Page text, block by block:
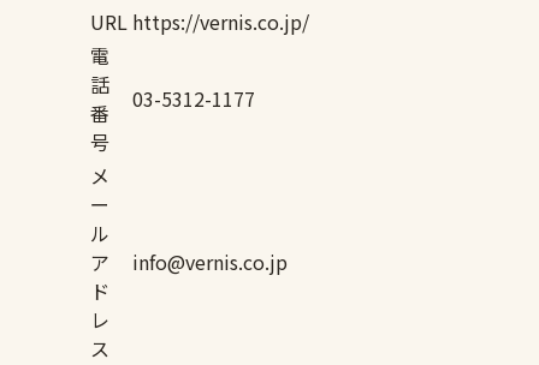
URL https://vernis.co.jp/
電
話
番
号
03-5312-1177
メ
ー
ル
ア
ド
レ
ス
info@vernis.co.jp